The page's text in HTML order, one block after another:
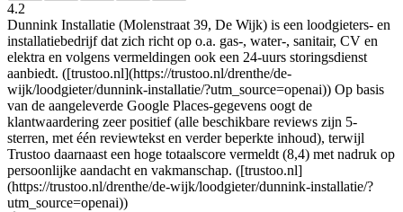
4.2
Dunnink Installatie (Molenstraat 39, De Wijk) is een loodgieters- en
installatiebedrijf dat zich richt op o.a. gas-, water-, sanitair, CV en
elektra en volgens vermeldingen ook een 24-uurs storingsdienst
aanbiedt. ([trustoo.nl](https://trustoo.nl/drenthe/de-
wijk/loodgieter/dunnink-installatie/?utm_source=openai)) Op basis
van de aangeleverde Google Places-gegevens oogt de
klantwaardering zeer positief (alle beschikbare reviews zijn 5-
sterren, met één reviewtekst en verder beperkte inhoud), terwijl
Trustoo daarnaast een hoge totaalscore vermeldt (8,4) met nadruk op
persoonlijke aandacht en vakmanschap. ([trustoo.nl]
(https://trustoo.nl/drenthe/de-wijk/loodgieter/dunnink-installatie/?
utm_source=openai))